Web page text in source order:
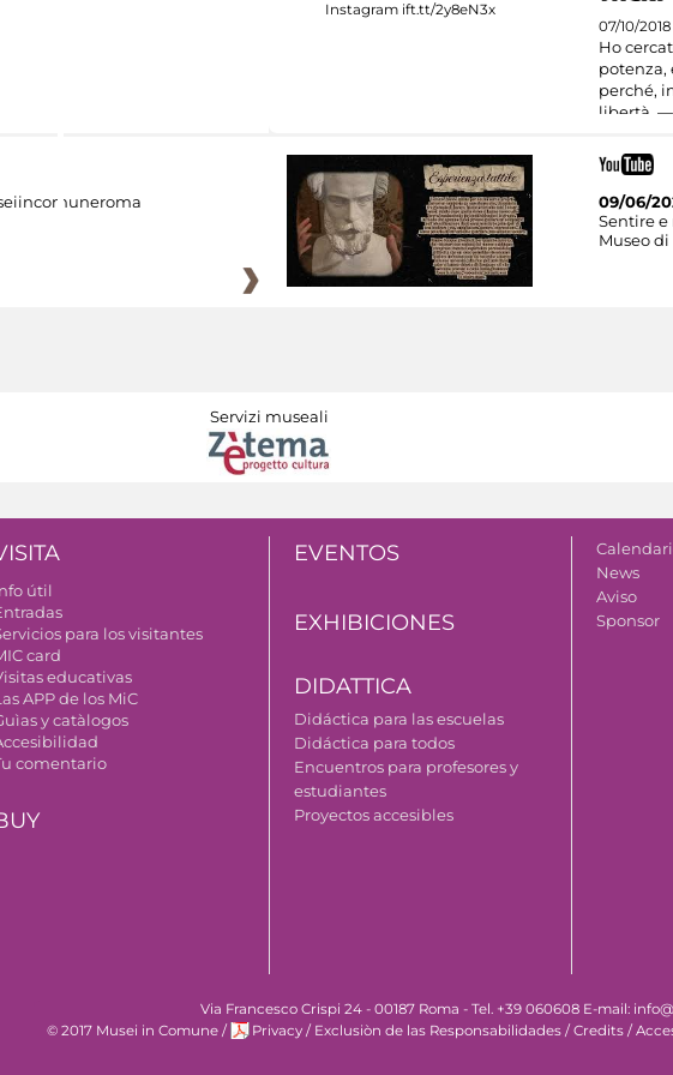
07/10/2018
Ho
potenza,
perché,
libertà.
09/06/
Sentire e
Museo di
Servizi museali
útil
para los visitantes
card
educativas
APP de los MiC
y catàlogos
comentario
EVENTOS
EXHIBICIONES
DIDATTICA
Didáctica para las escuelas
Didáctica para todos
Encuentros para profesores y
estudiantes
Proyectos accesibles
News
Aviso
Sponsor
Via Francesco Crispi 24 - 00187 Roma - Tel. +39 060608 E-mail:
© 2017 Musei in Comune / Privacy / Exclusiòn de las Responsabilidades /Credits /